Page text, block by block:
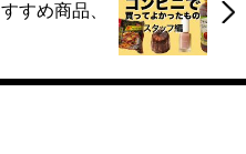
すめ商品、